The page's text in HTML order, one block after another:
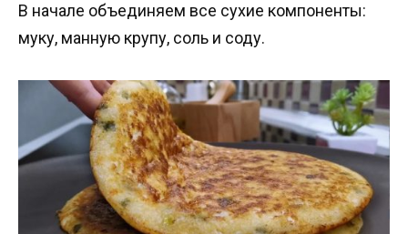
В начале объединяем все сухие компоненты:
муку, манную крупу, соль и соду.